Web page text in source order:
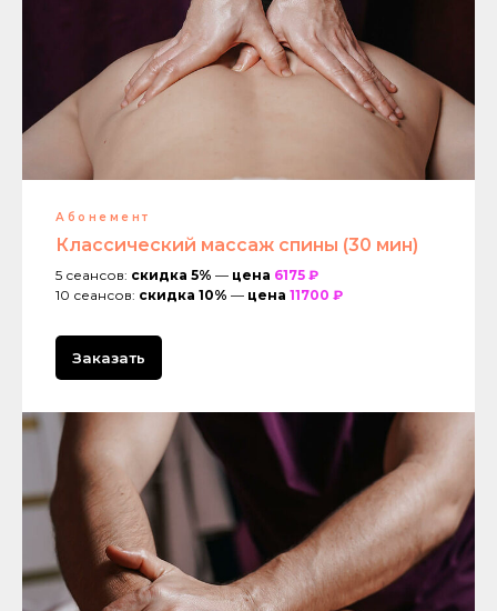
Абонемент
Классический массаж спины (30 мин)
5 сеансов: скидка 5% — цена 6175 ₽
10 сеансов: скидка 10% — цена 11700 ₽
Заказать